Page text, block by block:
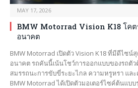
MAY 17, 2026
BMW Motorrad Vision K18 โคต
อนาคต
BMW Motorrad เปิดตัว Vision K18 ที่มีดีไซน์
อนาคต รถคันนี้เน้นโชว์การออกแบบของรถตัว
สมรรถนะการขับขี่ระยะไกล ความหรูหรา แล
BMW Motorrad ได้เปิดตัวมอเตอร์ไซค์ต้นแบ